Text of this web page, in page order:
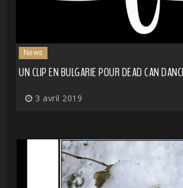
News
UN CLIP EN BULGARIE POUR DEAD CAN
3 avril 2019